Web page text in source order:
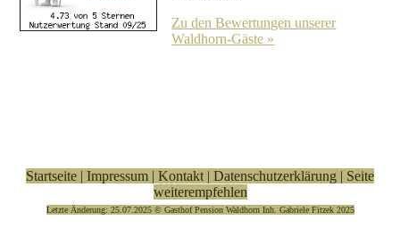
Zu den Bewertungen unserer
Waldhorn-Gäste »
Startseite | Impressum | Kontakt | Datenschutzerklärung | Seite
weiterempfehlen
Letzte Änderung: 25.07.2025 © Gasthof Pension Waldhorn Inh. Gabriele Fitzek 2025